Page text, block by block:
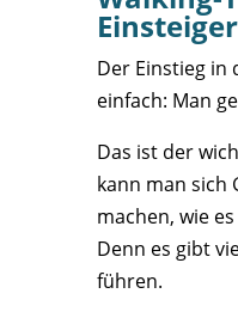
Einsteiger
Der Einstieg in
einfach: Man
Das ist der
kann man sich
machen, wie
Denn es gibt
führen.